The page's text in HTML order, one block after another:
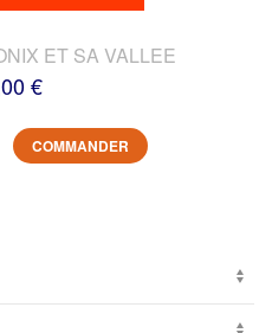
ET SA VALLEE
€
COMMANDER